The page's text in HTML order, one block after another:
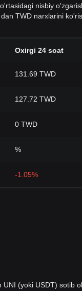
nisbiy
TWD narxlarini
Oxirgi 24 soat
131.69 TWD
127.72 TWD
0 TWD
%
-1.05%
UNI (yoki USDT) sotib